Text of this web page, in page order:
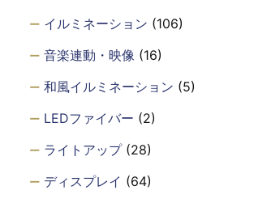
イルミネーション (106)
音楽連動・映像 (16)
和風イルミネーション (5)
LEDファイバー (2)
ライトアップ(28)
ディスプレイ (64)